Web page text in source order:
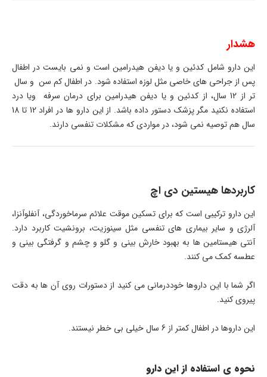
هشدار
این دارو شامل کدئین و یا دیفن هیدرامین است و نمی بایست در اطفال
پس از جراحی های خاصی مثل لوزه استفاده شود. در اطفال کم سن و سال
تر از 12 سال، از کدئین و یا دیفن هیدرامین برای درمان سرفه ویا درد
استفاده نکنید مگر پزشک دستور داده باشد. از این دارو ها در افراد 12 تا 18
سال هم توصیه نمی شود، در مواردی که مشکلات تنفسی دارند.
کاربردها هیستین دی اچ
این دارو ترکیبی است که برای تسکین موقت علائم سرماخوردگی، آنفلوآنزا،
آلرژی و سایر بیماری های تنفسی مثل سینوزیت، برونشیت کاربرد دارد.
آنتی هیستامین ها به بهبود خارش بینی و گلو و چشم و گرفتگی بینی و
عطسه کمک می کنند.
اگر شما با این داروها خوددرمانی می کنید از دستورات روی آن ها به دقت
پیروی کنید.
این داروها در اطفال کمتر از 6 سال خیلی بی خطر نیستند.
نحوه ی استفاده از این دارو